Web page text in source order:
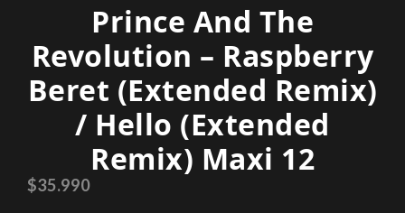
Prince And The
Revolution – Raspberry
Beret (Extended Remix)
/ Hello (Extended
Remix) Maxi 12
$35.990